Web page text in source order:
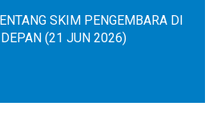
SKIM PENGEMBARA DI
(21 JUN 2026)